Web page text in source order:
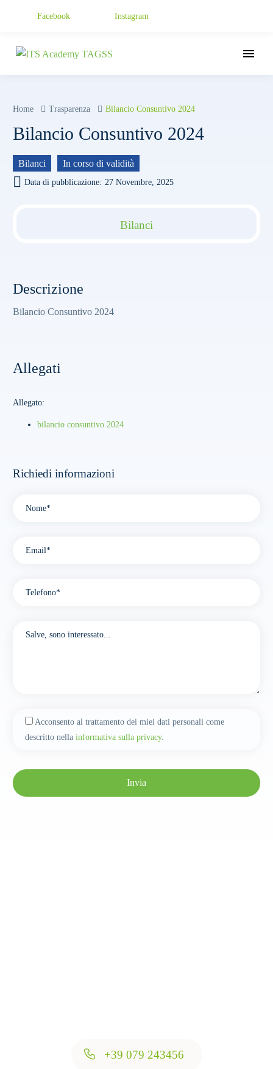
Facebook Instagram
Home Trasparenza Bilancio Consuntivo 2024
Bilancio Consuntivo 2024
Bilanci In corso di validità
Data di pubblicazione: 27 Novembre, 2025
Bilanci
Descrizione
Bilancio Consuntivo 2024
Allegati
Allegato:
bilancio consuntivo 2024
Richiedi informazioni
Acconsento al trattamento dei miei dati personali come
descritto nella informativa sulla privacy.
+39 079 243456